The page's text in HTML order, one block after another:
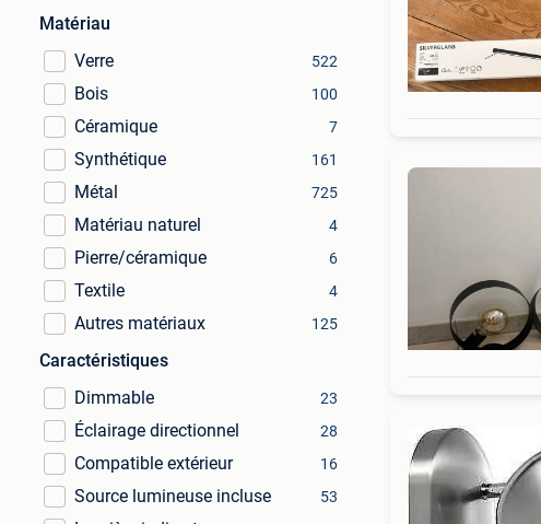
Matériau
Verre
522
Bois 100
Céramique 7
Synthétique 161
Métal 725
Matériau naturel 4
Pierre/céramique 6
Textile 4
Autres matériaux 125
Caractéristiques
Dimmable
23
Éclairage directionnel 28
Compatible extérieur 16
Source lumineuse incluse 53